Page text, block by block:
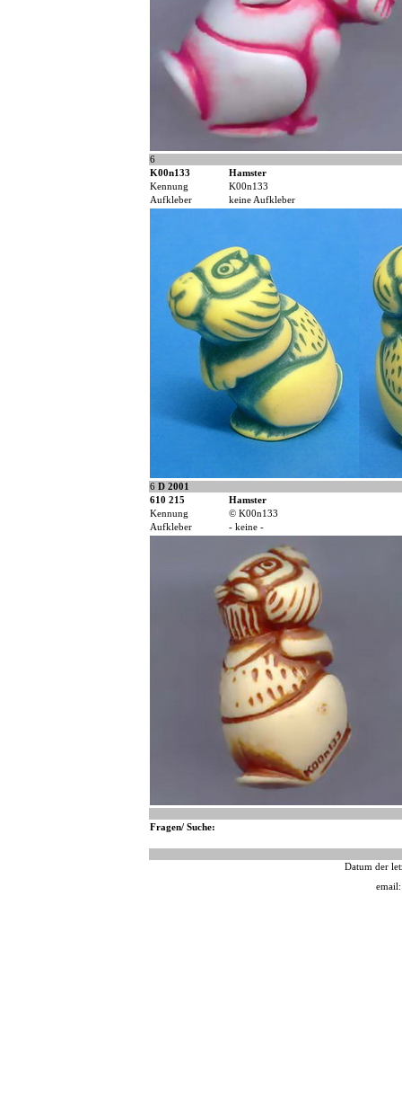
6
K00n133
Hamster
Kennung
K00n133
Aufkleber
keine Aufkleber
6 D 2001
610 215
Hamster
Kennung
© K00n133
Aufkleber
- keine -
Fragen/ Suche:
Datum der